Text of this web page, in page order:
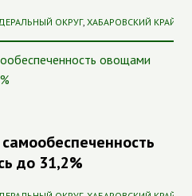
ОКРУГ, ХАБАРОВСКИЙ КРАЙ
до 31,2%